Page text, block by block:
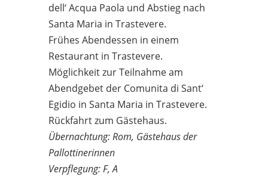
dell‘ Acqua Paola und Abstieg nach
Santa Maria in Trastevere.
Frühes Abendessen in einem
Restaurant in Trastevere.
Möglichkeit zur Teilnahme am
Abendgebet der Comunita di Sant‘
Egidio in Santa Maria in Trastevere.
Rückfahrt zum Gästehaus.
Übernachtung: Rom, Gästehaus der
Pallottinerinnen
Verpflegung: F, A